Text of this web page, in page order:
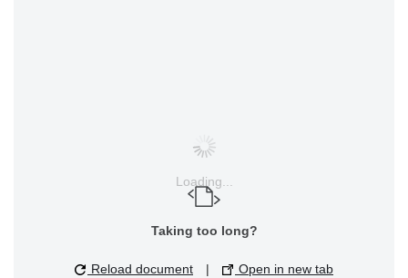
Loading...
Taking too long?
Reload document | Open in new tab